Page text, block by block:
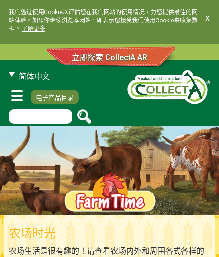
我们透过使用Cookie以评估您在我们网站的使用情况，为您提供最佳的网
站体验。如果你继续浏览本网站，即表示您接受我们使用Cookie来收集数
据。
了解更多.
x
立即探索 CollectA AR
简体中文
电子产品目录
农场时光
农场生活是很有趣的！请查看农场内外和周围各式各样的